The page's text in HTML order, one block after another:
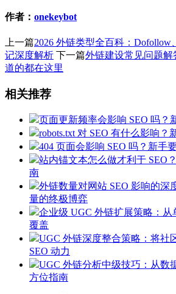
作者： onekeybot
上一篇2026 外链类型全百科：Dofollow
记深度解析 下一篇外链建设常见问题
道的都在这里
相关推荐
页面更新频率会影响 SEO 吗？
robots.txt 对 SEO 有什么影响？
404 页面会影响 SEO 吗？新手
站内锚文本怎么做才利于 SEO
南
外链数量对网站 SEO 影响的深
量的终极博弈
企业级 UGC 外链扩展策略：
覆盖
UGC 外链深度整合策略：将社
SEO 动力
UGC 外链分析中级技巧：从数
方位指南